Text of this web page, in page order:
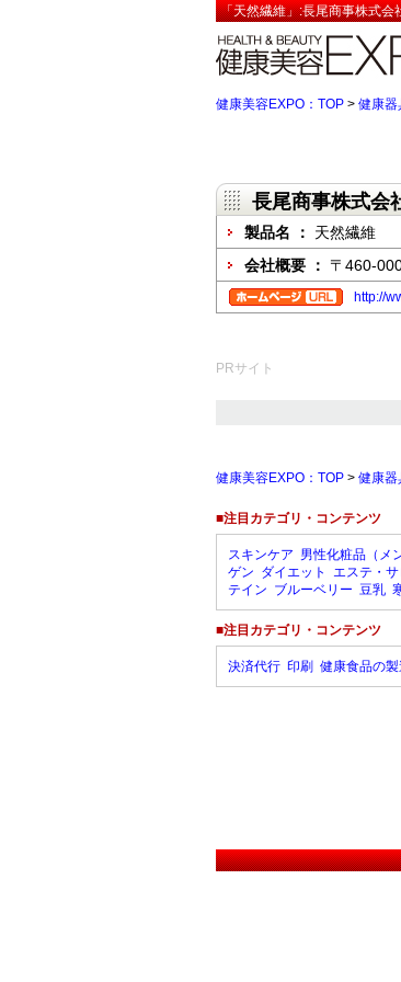
「天然繊維」:長尾商事株式会
健康美容EXPO：TOP > 健康器
長尾商事株式会
製品名 ： 天然繊維
会社概要 ： 〒460-
http://
PRサイト
健康美容EXPO：TOP > 健康器
■注目カテゴリ・コンテンツ
スキンケア 男性化粧品（メ
ゲン ダイエット エステ・
テイン ブルーベリー 豆乳
■注目カテゴリ・コンテンツ
決済代行 印刷 健康食品の